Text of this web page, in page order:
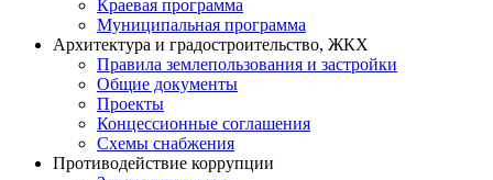
Краевая программа
Муниципальная программа
Архитектура и градостроительство, ЖКХ
Правила землепользования и застройки
Общие документы
Проекты
Концессионные соглашения
Схемы снабжения
Противодействие коррупции